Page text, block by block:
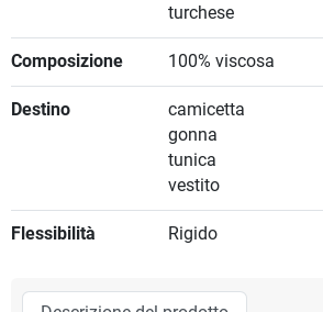
turchese
Composizione 100% viscosa
Destino
camicetta
gonna
tunica
vestito
Flessibilità Rigido